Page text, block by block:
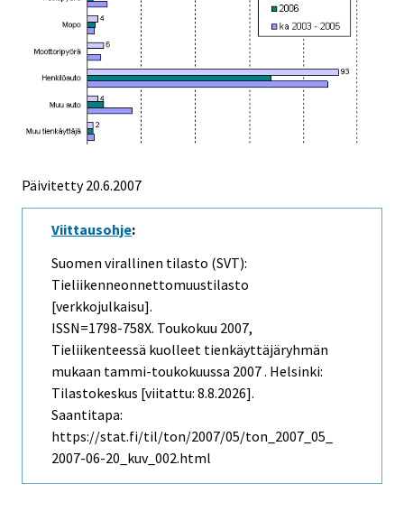
Päivitetty20.6.2007
Viittausohje:
Suomen virallinen tilasto (SVT):
Tieliikenneonnettomuustilasto
[verkkojulkaisu].
ISSN=1798-758X. Toukokuu 2007,
Tieliikenteessä kuolleet tienkäyttäjäryhmän
mukaan tammi-toukokuussa 2007 . Helsinki:
Tilastokeskus [viitattu: 8.8.2026].
Saantitapa:
https://stat.fi/til/ton/2007/05/ton_2007_05_
2007-06-20_kuv_002.html